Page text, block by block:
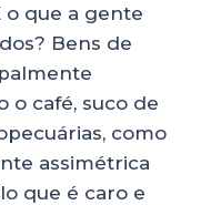
que a gente
Bens de
o café, suco de
como
assimétrica
que é caro e